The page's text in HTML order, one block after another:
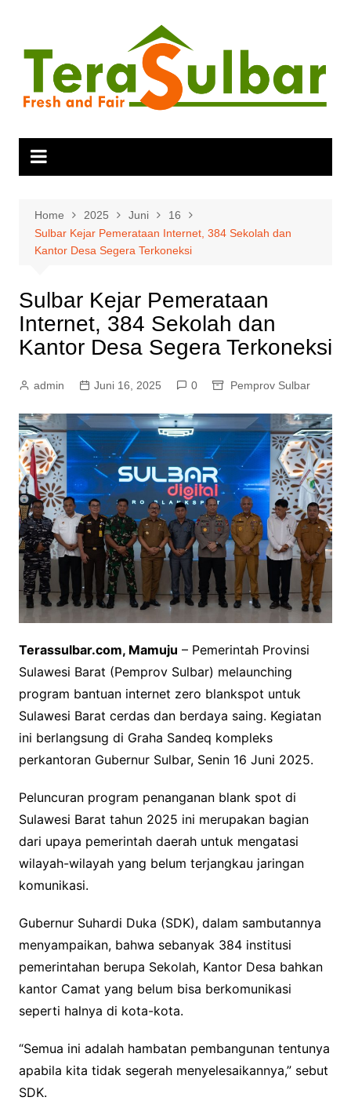
content
Home 2025 Juni
16
Sulbar Kejar Pemerataan Internet, 384 Sekolah dan
Kantor Desa Segera Terkoneksi
Sulbar Kejar Pemerataan
Internet, 384 Sekolah dan
Kantor Desa Segera Terkoneksi
admin Juni 16, 2025 0 Pemprov Sulbar
Terassulbar.com, Mamuju – Pemerintah Provinsi
Sulawesi Barat (Pemprov Sulbar) melaunching
program bantuan internet zero blankspot untuk
Sulawesi Barat cerdas dan berdaya saing. Kegiatan
ini berlangsung di Graha Sandeq kompleks
perkantoran Gubernur Sulbar, Senin 16 Juni 2025.
Peluncuran program penanganan blank spot di
Sulawesi Barat tahun 2025 ini merupakan bagian
dari upaya pemerintah daerah untuk mengatasi
wilayah-wilayah yang belum terjangkau jaringan
komunikasi.
Gubernur Suhardi Duka (SDK), dalam sambutannya
menyampaikan, bahwa sebanyak 384 institusi
pemerintahan berupa Sekolah, Kantor Desa bahkan
kantor Camat yang belum bisa berkomunikasi
seperti halnya di kota-kota.
“Semua ini adalah hambatan pembangunan tentunya
apabila kita tidak segerah menyelesaikannya,” sebut
SDK.